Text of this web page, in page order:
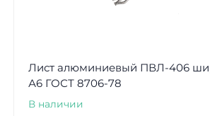
Лист алюминиевый ПВЛ-406
А6 ГОСТ 8706-78
В наличии